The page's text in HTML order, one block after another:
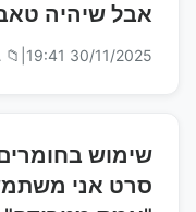
אבל שיהיה
30/11/2025 19:41
📁
שימוש
סרט אני